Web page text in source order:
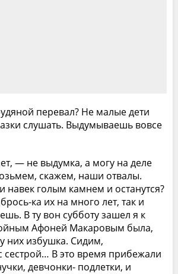
перевал? Не малые дети
слушать. Выдумываешь вовсе
— не выдумка, а могу на деле
скажем, наши отвалы.
навек голым камнем и останутся?
ка их на много лет, так и
В ту вон субботу зашел я к
Афоней Макаровым была,
них избушка. Сидим,
сестрой… В это время прибежали
девчонки- подлетки, и